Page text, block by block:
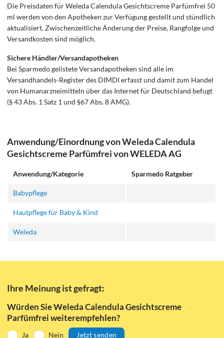
Die Preisdaten für Weleda Calendula Gesichtscreme Parfümfrei 50
ml werden von den Apotheken zur Verfügung gestellt und stündlich
aktualisiert. Zwischenzeitliche Änderung der Preise, Rangfolge und
Versandkosten sind möglich.
Sichere Händler/Versandapotheken
Bei Sparmedo gelistete Versandapotheken sind alle im
Versandhandels-Register des DIMDI erfasst und damit zum Handel
von Humanarzneimitteln über das Internet für Deutschland befugt
(§ 43 Abs. 1 Satz 1 und §67 Abs. 8 AMG).
Anwendung/Einordnung von Weleda Calendula
Gesichtscreme Parfümfrei von WELEDA AG
Anwendung/Kategorie Sparmedo Ratgeber
Babypflege
Hautpflege für Baby & Kind
Weleda
Ihre Meinung ist gefragt:
Würden Sie Weleda Calendula Gesichtscreme
Parfümfrei weiterempfehlen?
Ja Nein Jetzt senden